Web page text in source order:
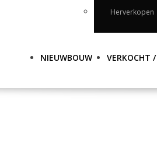
Herverkopen
NIEUWBOUW VERKOCHT